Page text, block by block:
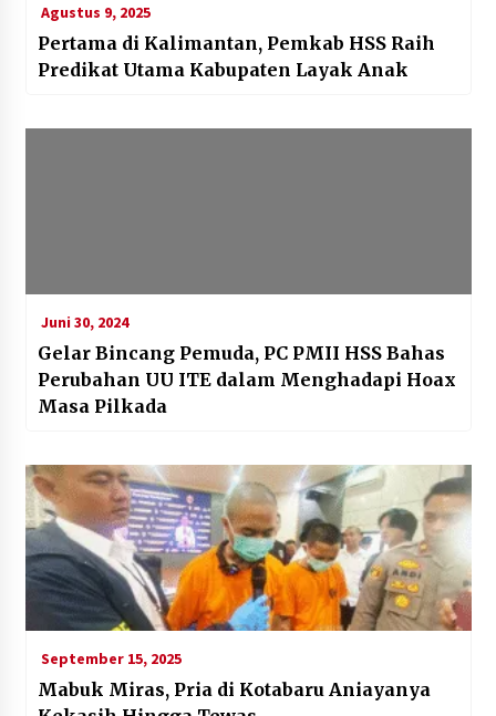
Agustus 9, 2025
Pertama di Kalimantan, Pemkab HSS Raih
Predikat Utama Kabupaten Layak Anak
Juni 30, 2024
Gelar Bincang Pemuda, PC PMII HSS Bahas
Perubahan UU ITE dalam Menghadapi Hoax
Masa Pilkada
September 15, 2025
Mabuk Miras, Pria di Kotabaru Aniayanya